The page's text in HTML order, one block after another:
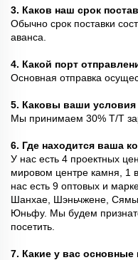
3. Каков наш срок
Обычно срок поставки
аванса.
4. Какой порт
Основная отправка
5. Каковы ваши
Мы принимаем 30% T/T
6. Где находится ваша
У нас есть 4 проектных
мировом центре камня, 1
нас есть 9 оптовых и
Шанхае, Шэньчжене,
Юньфу. Мы будем
посетить.
7. Какие у вас основные